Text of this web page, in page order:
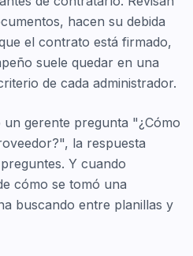
hacen su debida
el contrato está firmado,
suele quedar en una
de cada administrador.
un gerente pregunta "¿Cómo
la respuesta
Y cuando
cómo se tomó una
buscando entre planillas y